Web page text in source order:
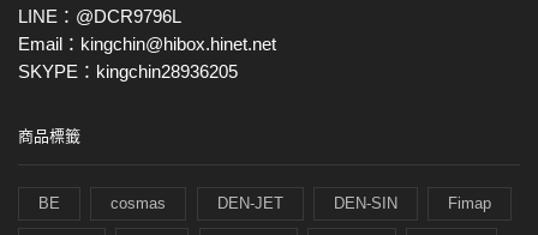
LINE：@DCR9796L
Email：kingchin@hibox.hinet.net
SKYPE：kingchin28936205
商品標籤
BE cosmas DEN-JET DEN-SIN Fimap